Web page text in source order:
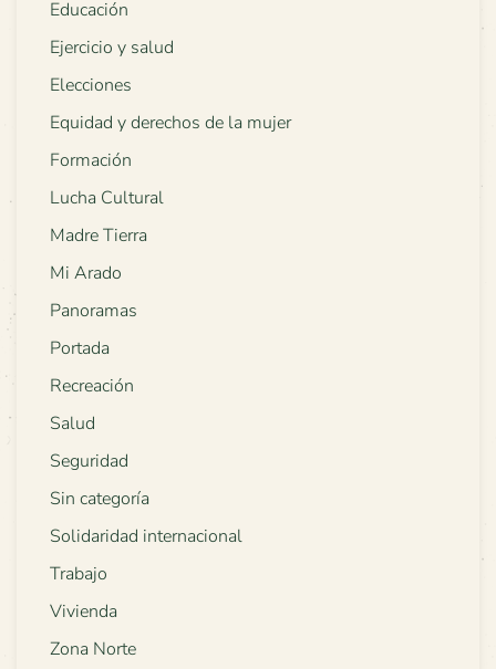
Educación
Ejercicio y salud
Elecciones
Equidad y derechos de la mujer
Formación
Lucha Cultural
Madre Tierra
Mi Arado
Panoramas
Portada
Recreación
Salud
Seguridad
Sin categoría
Solidaridad internacional
Trabajo
Vivienda
Zona Norte